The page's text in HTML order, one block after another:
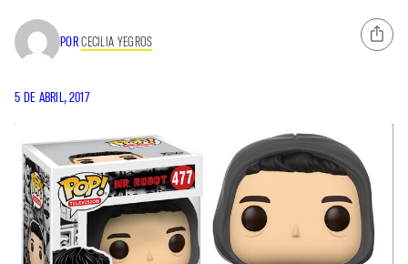
PORCECILIA YEGROS
5 DE ABRIL, 2017